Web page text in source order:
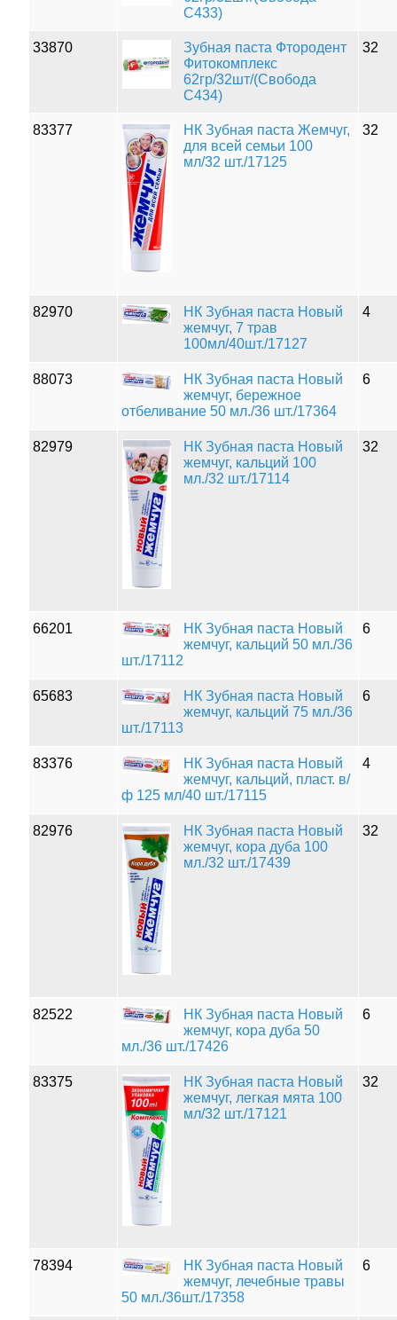
С433)
33870
Зубная паста Фтородент
Фитокомплекс
62гр/32шт/(Свобода
С434)
32
83377
НК Зубная паста Жемчуг,
для всей семьи 100
мл/32 шт./17125
32
82970
НК Зубная паста Новый
жемчуг, 7 трав
100мл/40шт./17127
4
88073
НК Зубная паста Новый
жемчуг, бережное
отбеливание 50 мл./36 шт./17364
6
82979
НК Зубная паста Новый
жемчуг, кальций 100
мл./32 шт./17114
32
66201
НК Зубная паста Новый
жемчуг, кальций 50 мл./36
шт./17112
6
65683
НК Зубная паста Новый
жемчуг, кальций 75 мл./36
шт./17113
6
83376
НК Зубная паста Новый
жемчуг, кальций, пласт. в/
ф 125 мл/40 шт./17115
4
82976
НК Зубная паста Новый
жемчуг, кора дуба 100
мл./32 шт./17439
32
82522
НК Зубная паста Новый
жемчуг, кора дуба 50
мл./36 шт./17426
6
83375
НК Зубная паста Новый
жемчуг, легкая мята 100
мл/32 шт./17121
32
78394
НК Зубная паста Новый
жемчуг, лечебные травы
50 мл./36шт./17358
6